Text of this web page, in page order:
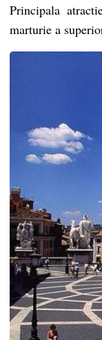
Principala
marturie a